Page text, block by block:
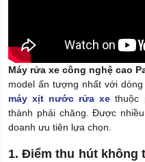
Máy rửa xe công nghệ cao
model ấn tượng nhất với
máy xịt nước rửa xe thuộc
thành phải chăng. Được
doanh ưu tiên lựa chọn.
1. Điểm thu hút không